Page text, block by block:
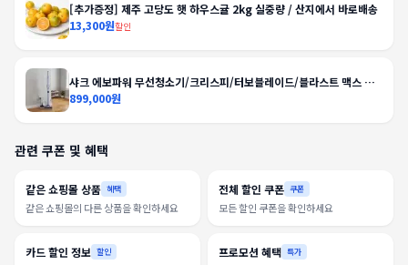
[추가증정] 제주 고당도 햇 하우스귤 2kg 실중량 / 산지에서 바로배송
13,300원할인
샤크 에보파워 무선청소기/크리스피/터보블레이드/블라스트 맥스 외
BEST
899,000원
관련 쿠폰 및 혜택
같은 쇼핑몰 상품 혜택
같은 쇼핑몰의 다른 상품을 확인하세요
전체 할인 쿠폰 쿠폰
모든 할인 쿠폰을 확인하세요
카드 할인 정보 할인 프로모션 혜택 특가